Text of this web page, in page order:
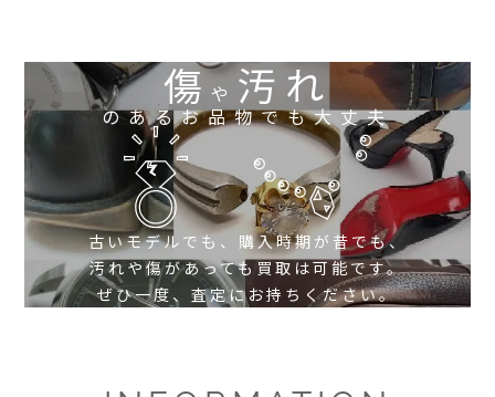
傷や 汚れ
のあるお品物でも大丈夫
古いモデルでも、購入時期が昔でも、
汚れや傷があっても買取は可能です。
ぜひ一度、査定にお持ちください。